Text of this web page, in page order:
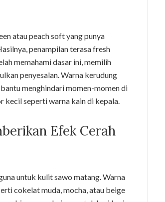
atau peach soft yang punya
penampilan terasa fresh
memahami dasar ini, memilih
penyesalan. Warna kerudung
menghindari momen-momen di
kecil seperti warna kain di kepala.
Efek Cerah
untuk kulit sawo matang. Warna
cokelat muda, mocha, atau beige